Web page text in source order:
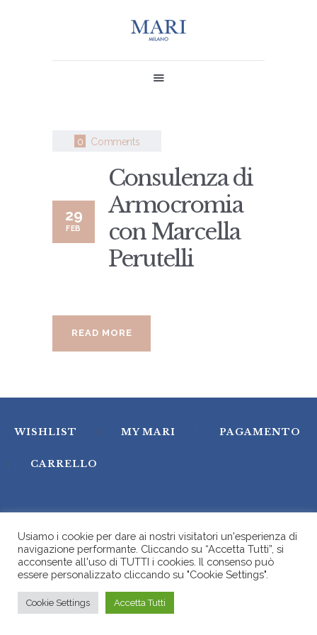
CONTACT US
0 Comments
29
FEB
Consulenza di
Armocromia
con Marcella
Perutelli
READ MORE
WISHLIST MY MARI PAGAMENTO
CARRELLO
IT11549130158 - C.F.: MGNMNG61A59D286A - REA
1477389
Usiamo i cookie per dare ai nostri visitatori un'esperienza di
navigazione performante. Cliccando su “Accetta Tutti”, si
acconsente all'uso di TUTTI i cookies. Il consenso può
essere personalizzato cliccando su "Cookie Settings".
Cookie Settings Accetta Tutti